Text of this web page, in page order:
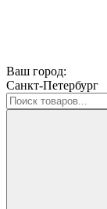
Ваш город:
Санкт-Петербург